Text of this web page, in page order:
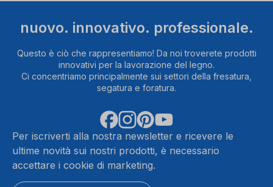
nuovo. innovativo. professionale.
Questo è ciò che rappresentiamo! Da noi troverete prodotti
innovativi per la lavorazione del legno.
Ci concentriamo principalmente sui settori della fresatura,
segatura e foratura.
Per iscriverti alla nostra newsletter e ricevere le
ultime novità sui nostri prodotti, è necessario
accettare i cookie di marketing.